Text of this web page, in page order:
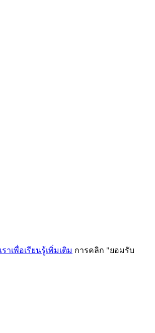
าเพื่อเรียนรู้เพิ่มเติม การคลิก "ยอมรับ